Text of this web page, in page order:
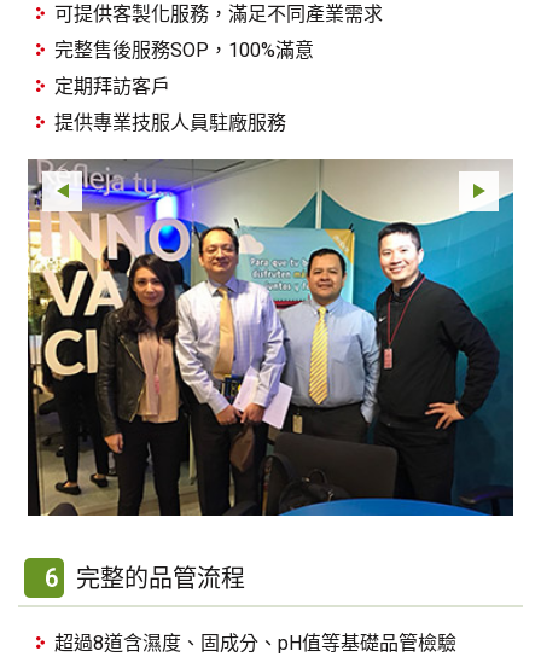
可提供客製化服務，滿足不同產業需求
完整售後服務SOP，100%滿意
定期拜訪客戶
提供專業技服人員駐廠服務
6 完整的品管流程
超過8道含濕度、固成分、pH值等基礎品管檢驗